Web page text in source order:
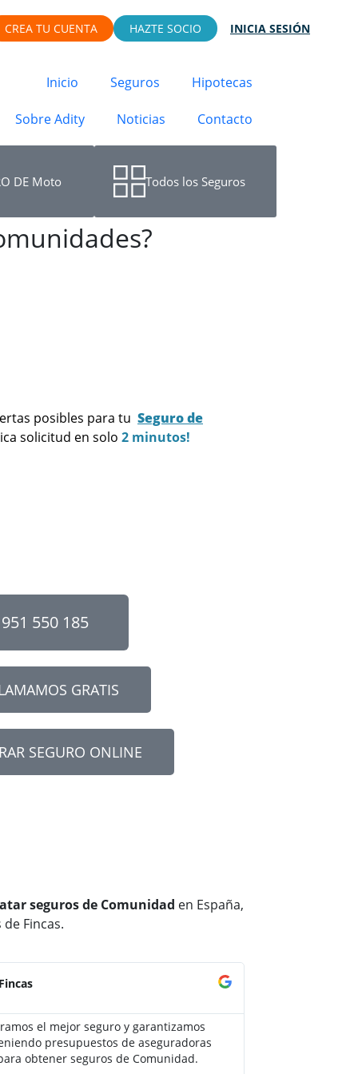
CREA TU CUENTA HAZTE SOCIO INICIA SESIÓN
Inicio Seguros Hipotecas
Sobre Adity Noticias Contacto
DE Moto Todos los Seguros
posibles para tu Seguro de
solicitud en solo 2 minutos!
951 550 185
GRATIS
SEGURO ONLINE
seguros de Comunidad en España,
Fincas.
el mejor seguro y garantizamos
presupuestos de aseguradoras
obtener seguros de Comunidad.